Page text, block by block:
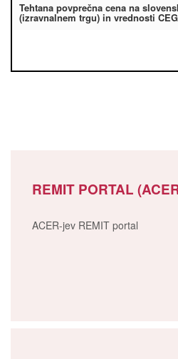
Tehtana povprečna cena na
(izravnalnem trgu) in vrednosti
REMIT PORTAL
ACER-jev REMIT portal